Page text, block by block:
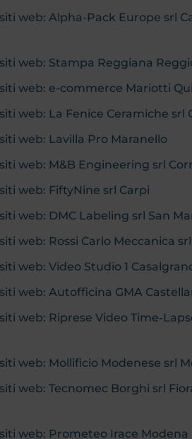
web: Alpha-Pack Europe srl
web: Stampa Reggiana
web: e-commerce Mariotti
web: La Fenice Ceramiche srl
web: Lavilla Pro Maranello
web: M&B Engineering srl
web: FiftyNine srl Carpi
web: DMC Labeling srl San
web: Rossi Carlo Meccanica
web: Video Studio 1
web: Autofficina GMA
web: Riprese Video Time-
web: Mollificio Modenese srl
web: Tecnomec Borghi srl
web: Prometeo Irace Modena